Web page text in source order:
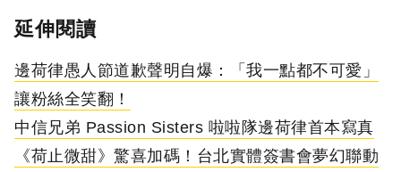
延伸閱讀
邊荷律愚人節道歉聲明自爆：「我一點都不可愛」
讓粉絲全笑翻！
中信兄弟 Passion Sisters 啦啦隊邊荷律首本寫真
《荷止微甜》驚喜加碼！台北實體簽書會夢幻聯動